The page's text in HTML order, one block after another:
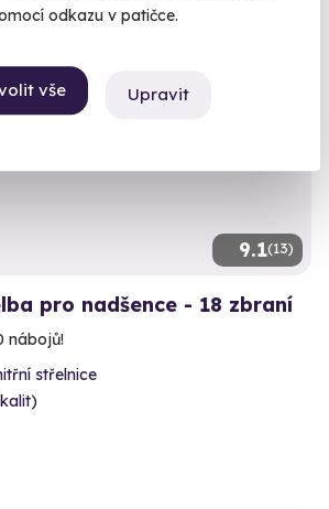
odkazu v patičce.
vše Upravit
9.1(13)
08. 2026
pro nadšence - 18 zbraní
nábojů!
střelnice